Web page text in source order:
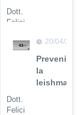
Dott.
Felici
-->
20/04/
Prevenire
la
Dott.
Felici